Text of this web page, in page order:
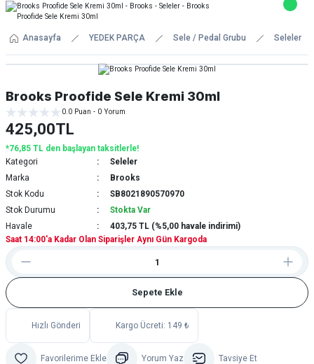
Anasayfa YEDEK PARÇA Sele / Pedal Grubu Seleler
Brooks Proofide Sele Kremi 30ml
0.0 Puan - 0 Yorum
425,00TL
*76,85 TL den başlayan taksitlerle!
Kategori
Seleler
Marka
Brooks
Stok Kodu
SB8021890570970
Stok Durumu
Stokta Var
Havale
403,75 TL (%5,00 havale indirimi)
Saat 14:00'a Kadar Olan Siparişler Aynı Gün Kargoda
Sepete Ekle
Hızlı Gönderi Kargo Ücreti: 149 ₺
Yorum Yaz Tavsiye Et